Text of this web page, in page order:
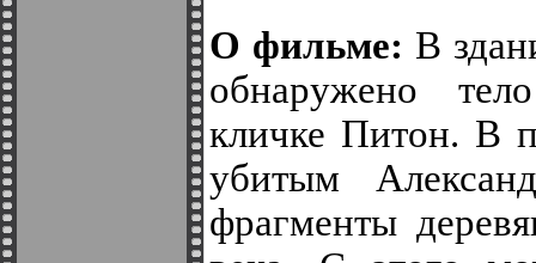
О фильме: В
обнаружено
кличке Питон. В
убитым
фрагменты